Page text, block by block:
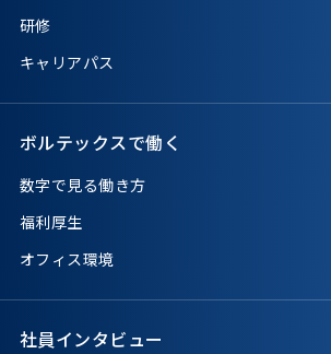
研修
キャリアパス
ボルテックスで働く
数字で見る働き方
福利厚生
オフィス環境
社員インタビュー